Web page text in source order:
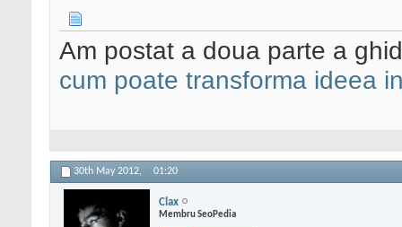
Am postat a doua parte a
cum poate transforma ideea
30th May 2012, 01:20
Clax
Membru SeoPedia